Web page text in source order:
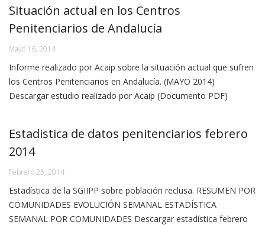
Situación actual en los Centros
Penitenciarios de Andalucía
Mayo 16, 2014
Informe realizado por Acaip sobre la situación actual que sufren
los Centros Penitenciarios en Andalucía. (MAYO 2014)
Descargar estudio realizado por Acaip (Documento PDF)
Estadistica de datos penitenciarios febrero
2014
Febrero 25, 2014
Estadística de la SGIIPP sobre población reclusa. RESUMEN POR
COMUNIDADES EVOLUCIÓN SEMANAL ESTADÍSTICA
SEMANAL POR COMUNIDADES Descargar estadística febrero